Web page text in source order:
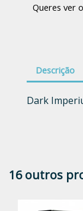
Queres ver
Descrição
Dark
16 outros